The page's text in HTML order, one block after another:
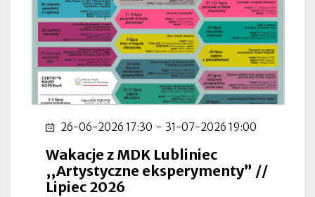
26-06-2026 17:30 - 31-07-2026 19:00
Wakacje z MDK Lubliniec
,,Artystyczne eksperymenty” //
Lipiec 2026